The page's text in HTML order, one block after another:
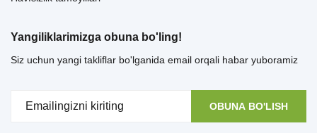
Yangiliklarimizga obuna bo'ling!
Siz uchun yangi takliflar bo'lganida email orqali habar yuboramiz
OBUNA BO'LISH